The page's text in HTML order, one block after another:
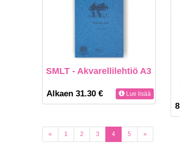
SMLT - Akvarellilehtiö A3
Alkaen 31.30 € Lue lisää
« 1 (current)
2 3 4 5 »